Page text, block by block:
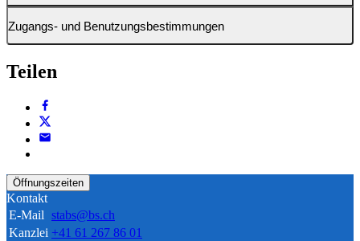
Zugangs- und Benutzungsbestimmungen
Teilen
Öffnungszeiten
Kontakt
E-Mail stabs@bs.ch
Kanzlei +41 61 267 86 01